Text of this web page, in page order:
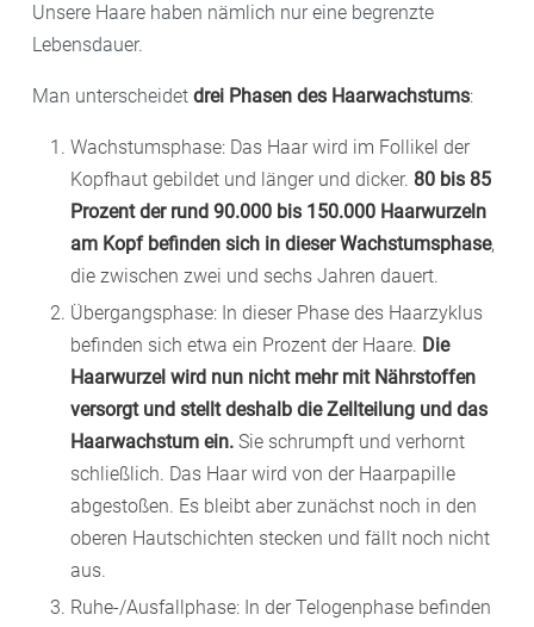
Unsere Haare haben nämlich nur eine begrenzte
Lebensdauer.
Man unterscheidet drei Phasen des Haarwachstums:
Wachstumsphase: Das Haar wird im Follikel der
Kopfhaut gebildet und länger und dicker. 80 bis 85
Prozent der rund 90.000 bis 150.000 Haarwurzeln
am Kopf befinden sich in dieser Wachstumsphase,
die zwischen zwei und sechs Jahren dauert.
Übergangsphase: In dieser Phase des Haarzyklus
befinden sich etwa ein Prozent der Haare. Die
Haarwurzel wird nun nicht mehr mit Nährstoffen
versorgt und stellt deshalb die Zellteilung und das
Haarwachstum ein. Sie schrumpft und verhornt
schließlich. Das Haar wird von der Haarpapille
abgestoßen. Es bleibt aber zunächst noch in den
oberen Hautschichten stecken und fällt noch nicht
aus.
Ruhe-/Ausfallphase: In der Telogenphase befinden